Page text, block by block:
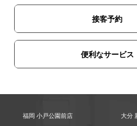
接客予約
便利なサービス
福岡 小戸公園前店 大分